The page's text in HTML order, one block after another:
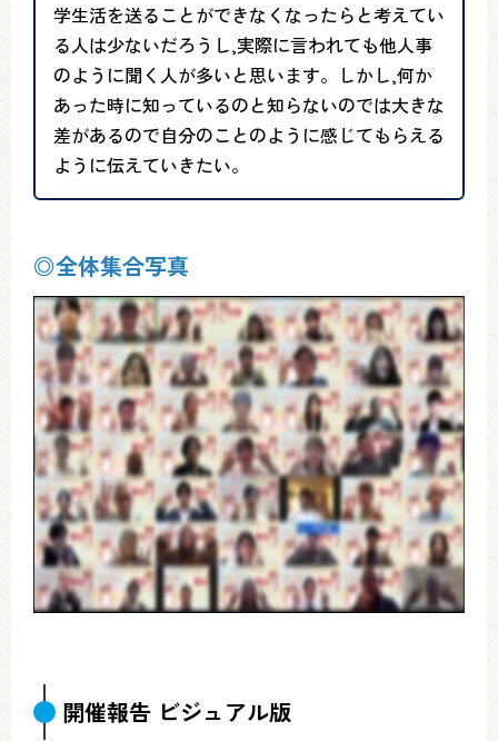
学生活を送ることができなくなったらと考えてい
る人は少ないだろうし,実際に言われても他人事
のように聞く人が多いと思います。しかし,何か
あった時に知っているのと知らないのでは大きな
差があるので自分のことのように感じてもらえる
ように伝えていきたい。
◎全体集合写真
開催報告 ビジュアル版